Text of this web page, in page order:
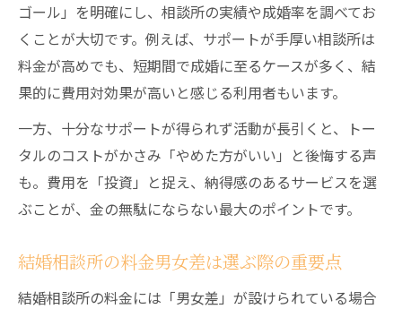
ゴール」を明確にし、相談所の実績や成婚率を調べてお
くことが大切です。例えば、サポートが手厚い相談所は
料金が高めでも、短期間で成婚に至るケースが多く、結
果的に費用対効果が高いと感じる利用者もいます。
一方、十分なサポートが得られず活動が長引くと、トー
タルのコストがかさみ「やめた方がいい」と後悔する声
も。費用を「投資」と捉え、納得感のあるサービスを選
ぶことが、金の無駄にならない最大のポイントです。
結婚相談所の料金男女差は選ぶ際の重要点
結婚相談所の料金には「男女差」が設けられている場合